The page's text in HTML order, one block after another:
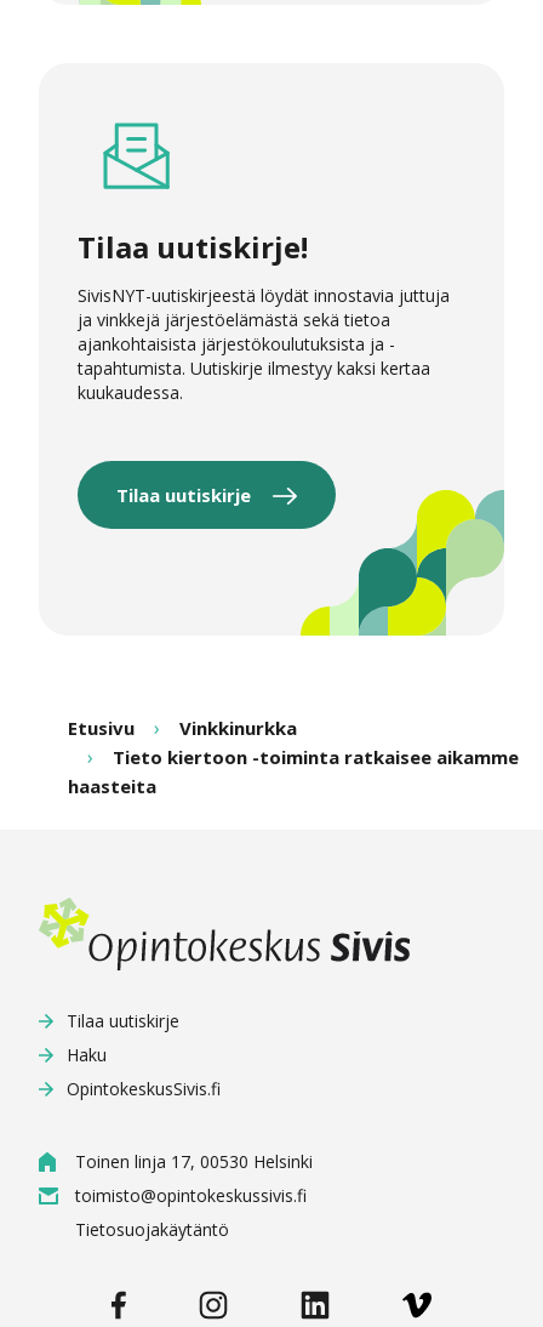
Tilaa uutiskirje!
SivisNYT-uutiskirjeestä löydät innostavia juttuja
ja vinkkejä järjestöelämästä sekä tietoa
ajankohtaisista järjestökoulutuksista ja -
tapahtumista. Uutiskirje ilmestyy kaksi kertaa
kuukaudessa.
Tilaa uutiskirje
Etusivu
Vinkkinurkka
Tieto kiertoon -toiminta ratkaisee aikamme
haasteita
Tilaa uutiskirje
Haku
OpintokeskusSivis.fi
Toinen linja 17, 00530 Helsinki
toimisto@opintokeskussivis.fi
Tietosuojakäytäntö